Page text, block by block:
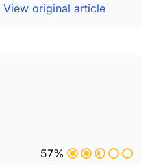
View original article
57%